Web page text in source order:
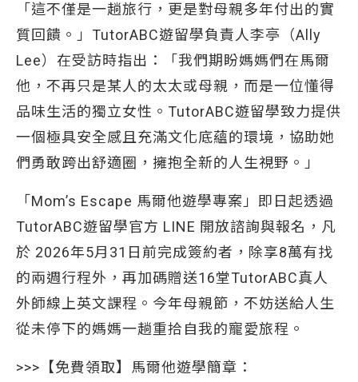
「這不僅是一趟旅行，更是對母親多年付出的實
質回饋。」TutorABC遊留學負責人李亭（Ally
Lee）在受訪時指出：「我們期盼媽媽們在馬爾
他，不再只是某人的太太或母親，而是一位懂得
品味生活的獨立女性。TutorABC遊留學致力提供
一個極具安全感且充滿文化底蘊的環境，協助她
們勇敢跨出舒適圈，擁抱全新的人生視野。」
「Mom’s Escape 馬爾他遊學專案」即日起透過
TutorABC遊留學官方 LINE 開放諮詢與報名，凡
於 2026年5月31日前完成簽約者，除享8萬有找
的兩週行程外，再加碼贈送16堂TutorABC真人
外師線上英文課程。今年母親節，不妨送給人生
從未停下的媽媽一趟重拾自我的寵愛旅程。
>>>【免費領取】馬爾他遊學簡章：